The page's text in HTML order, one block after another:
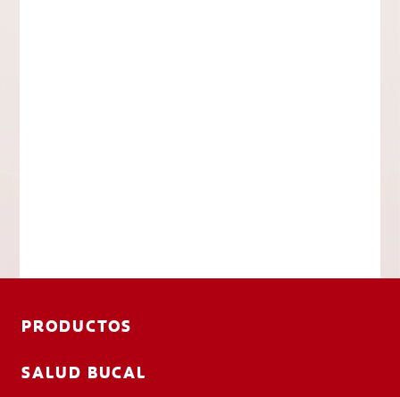
PRODUCTOS
SALUD BUCAL